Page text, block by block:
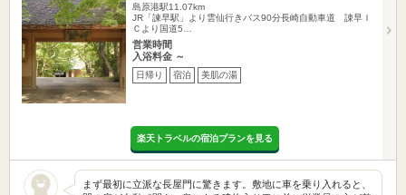
島原港駅11.07km
JR「諫早駅」より雲仙行きバス90分長崎自動車道 諌早Ｉ
Ｃより国道5…
営業時間
入浴料金 ～
日帰り 宿泊 美肌の湯
楽天トラベルの宿泊プランを見る
まず最初に立派な長屋門に驚きます。敷地に車を乗り入れると、